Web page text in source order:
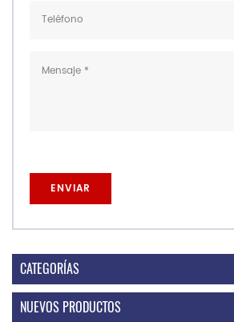
CATEGORÍAS
NUEVOS PRODUCTOS